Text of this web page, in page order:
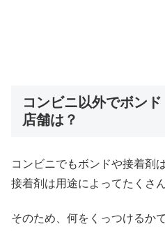
コンビニ以外でボン
店舗は？
コンビニでもボンドや接着剤
接着剤は用途によってたくさ
そのため、何をくっつけるか